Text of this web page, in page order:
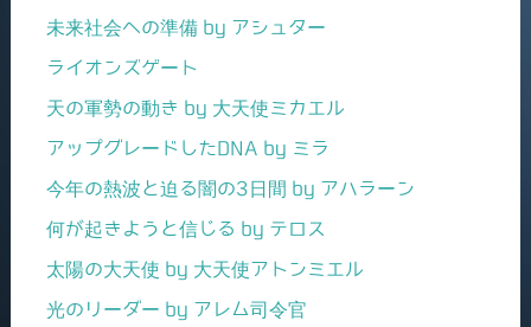
未来社会への準備 by アシュター
ライオンズゲート
天の軍勢の動き by 大天使ミカエル
アップグレードしたDNA by ミラ
今年の熱波と迫る闇の3日間 by アハラーン
何が起きようと信じる by テロス
太陽の大天使 by 大天使アトンミエル
光のリーダー by アレム司令官